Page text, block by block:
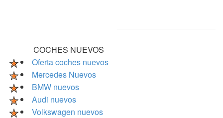
COCHES NUEVOS
Oferta coches nuevos
Mercedes Nuevos
BMW nuevos
Audi nuevos
Volkswagen nuevos